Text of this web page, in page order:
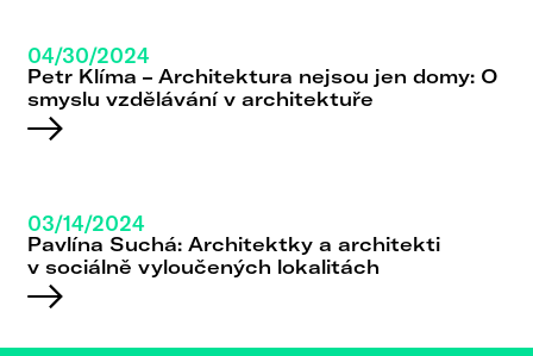
04/30/2024
Petr Klíma – Architektura nejsou jen domy: O
smyslu vzdělávání v architektuře
03/14/2024
Pavlína Suchá: Architektky a architekti
v sociálně vyloučených lokalitách